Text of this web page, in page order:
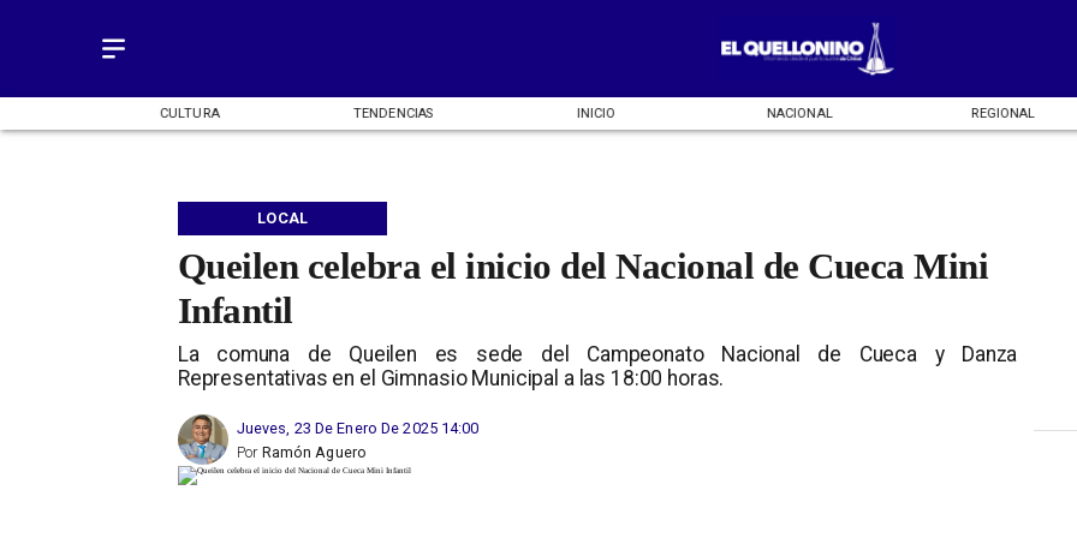
TENDENCIAS INICIO NACIONAL REGIONAL ENTRETENCIÓN
Queilen celebra el inicio del Nacional de Cueca Mini
Infantil
La comuna de Queilen es sede del Campeonato Nacional de Cueca y Danza
Representativas en el Gimnasio Municipal a las 18:00 horas.
LOCAL
Jueves, 23 De Enero De 2025 14:00
Ramón Aguero
Por